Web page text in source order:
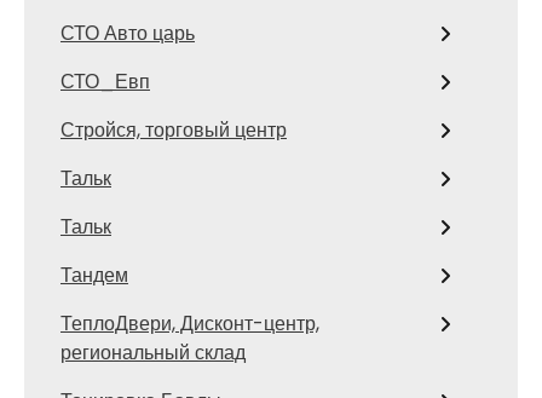
СТО Авто царь
СТО_Евп
Стройся, торговый центр
Тальк
Тальк
Тандем
ТеплоДвери, Дисконт-центр,
региональный склад